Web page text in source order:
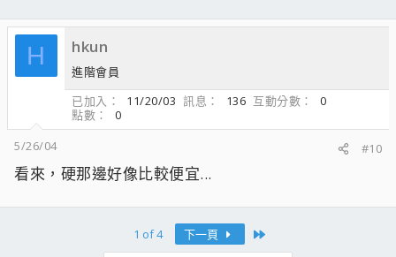
H hkun
進階會員
已加入
11/20/03 訊息 136 互動分數
0
點數
0
5/26/04
#10
看來，硬那邊好像比較便宜...
1 of 4 下一頁